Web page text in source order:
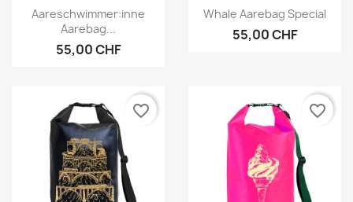
Vorschau
Aareschwimmer:inne
Aarebag...
55,00 CHF
Vorschau
Whale Aarebag Special
55,00 CHF
favorite_border favorite_border